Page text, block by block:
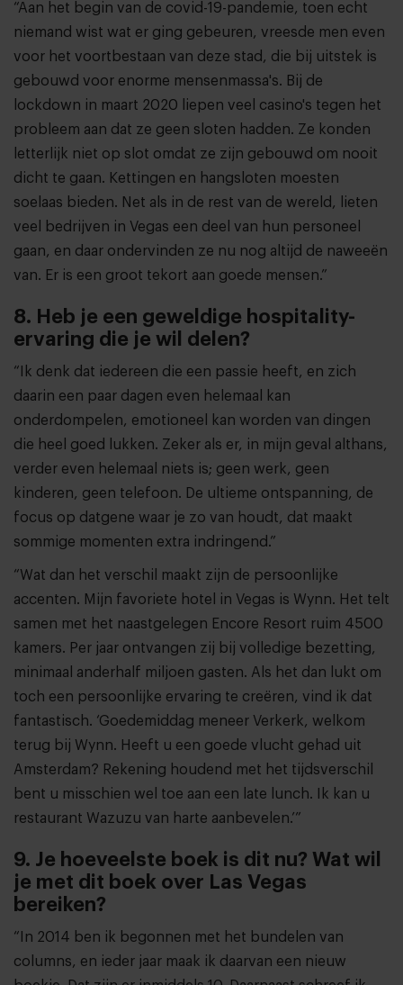
“Aan het begin van de covid-19-pandemie, toen echt
niemand wist wat er ging gebeuren, vreesde men even
voor het voortbestaan van deze stad, die bij uitstek is
gebouwd voor enorme mensenmassa's. Bij de
lockdown in maart 2020 liepen veel casino's tegen het
probleem aan dat ze geen sloten hadden. Ze konden
letterlijk niet op slot omdat ze zijn gebouwd om nooit
dicht te gaan. Kettingen en hangsloten moesten
soelaas bieden. Net als in de rest van de wereld, lieten
veel bedrijven in Vegas een deel van hun personeel
gaan, en daar ondervinden ze nu nog altijd de naweeën
van. Er is een groot tekort aan goede mensen.”
8. Heb je een geweldige hospitality-
ervaring die je wil delen?
“Ik denk dat iedereen die een passie heeft, en zich
daarin een paar dagen even helemaal kan
onderdompelen, emotioneel kan worden van dingen
die heel goed lukken. Zeker als er, in mijn geval althans,
verder even helemaal niets is; geen werk, geen
kinderen, geen telefoon. De ultieme ontspanning, de
focus op datgene waar je zo van houdt, dat maakt
sommige momenten extra indringend.”
“Wat dan het verschil maakt zijn de persoonlijke
accenten. Mijn favoriete hotel in Vegas is Wynn. Het telt
samen met het naastgelegen Encore Resort ruim 4500
kamers. Per jaar ontvangen zij bij volledige bezetting,
minimaal anderhalf miljoen gasten. Als het dan lukt om
toch een persoonlijke ervaring te creëren, vind ik dat
fantastisch. ‘Goedemiddag meneer Verkerk, welkom
terug bij Wynn. Heeft u een goede vlucht gehad uit
Amsterdam? Rekening houdend met het tijdsverschil
bent u misschien wel toe aan een late lunch. Ik kan u
restaurant Wazuzu van harte aanbevelen.’”
9. Je hoeveelste boek is dit nu? Wat wil
je met dit boek over Las Vegas
bereiken?
“In 2014 ben ik begonnen met het bundelen van
columns, en ieder jaar maak ik daarvan een nieuw